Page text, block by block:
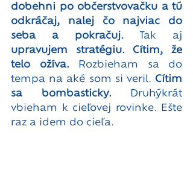
dobehni po občerstvovačku a tú
odkráčaj, nalej čo najviac do
seba a pokračuj.
upravujem stratégiu. Cítim, že
telo ožíva. Rozbieham sa do
tempa na aké som si veril. Cítim
sa bombasticky. Druhýkrát
vbieham k cieľovej rovinke. Ešte
raz a idem do cieľa.